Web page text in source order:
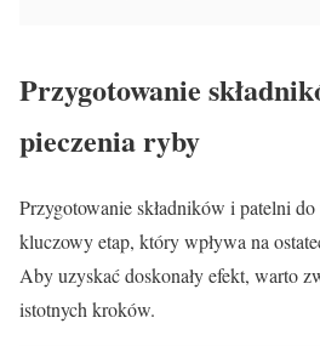
Przygotowanie
pieczenia ryby
Przygotowanie składników i patelni do
kluczowy etap, który wpływa na
Aby uzyskać doskonały efekt, warto
istotnych kroków.